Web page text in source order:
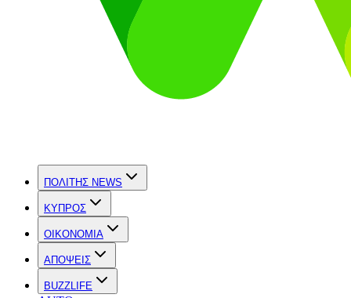
ΠΟΛΙΤΗΣ NEWS
ΚΥΠΡΟΣ
OIKONOMIA
ΑΠΟΨΕΙΣ
BUZZLIFE